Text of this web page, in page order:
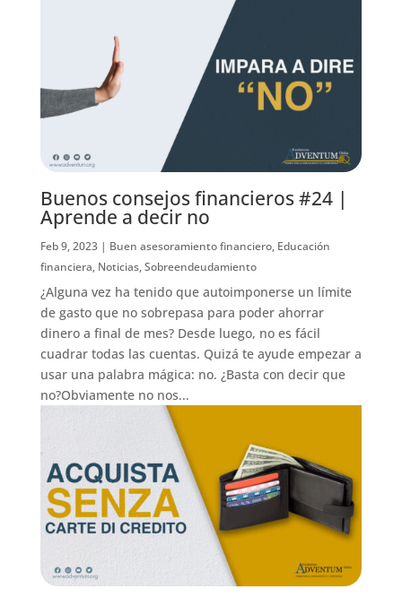
Buenos consejos financieros #24 |
Aprende a decir no
Feb 9, 2023| Buen asesoramiento financiero, Educación
financiera, Noticias,Sobreendeudamiento
¿Alguna vez ha tenido que autoimponerse un límite
de gasto que no sobrepasa para poder ahorrar
dinero a final de mes? Desde luego, no es fácil
cuadrar todas las cuentas. Quizá te ayude empezar a
usar una palabra mágica: no. ¿Basta con decir que
no?Obviamente no nos...